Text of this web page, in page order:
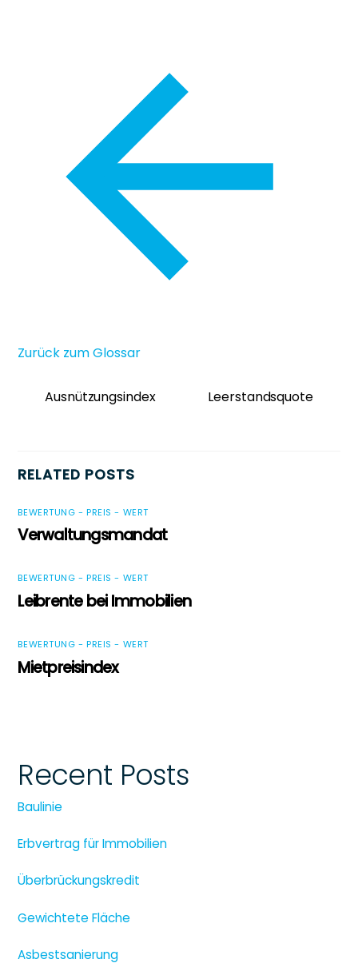
Zurück zum Glossar
Ausnützungsindex Leerstandsquote
RELATED POSTS
BEWERTUNG - PREIS - WERT
Verwaltungsmandat
BEWERTUNG - PREIS - WERT
Leibrente bei Immobilien
BEWERTUNG - PREIS - WERT
Mietpreisindex
Recent Posts
Baulinie
Erbvertrag für Immobilien
Überbrückungskredit
Gewichtete Fläche
Asbestsanierung